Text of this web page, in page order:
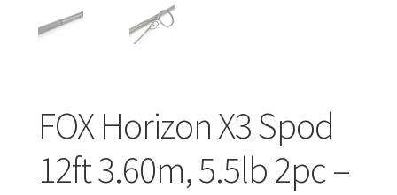
FOX Horizon X3 Spod
12ft 3.60m, 5.5lb 2pc –